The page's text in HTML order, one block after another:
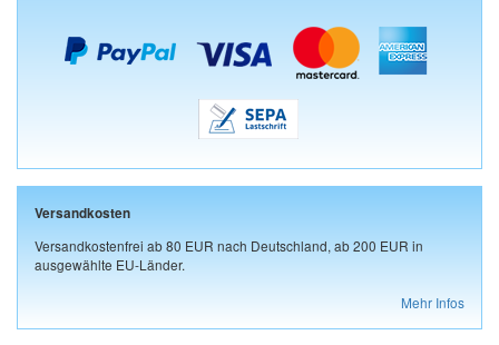
Versandkosten
Versandkostenfrei ab 80 EUR nach Deutschland, ab 200 EUR in
ausgewählte EU-Länder.
Mehr Infos